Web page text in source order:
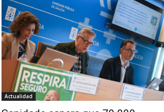
Actualidad